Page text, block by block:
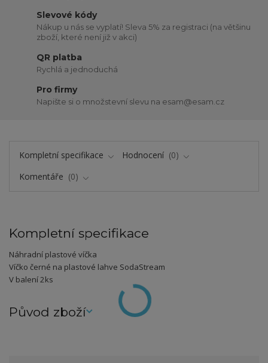
Slevové kódy
Nákup u nás se vyplatí! Sleva 5% za registraci (na většinu
zboží, které není již v akci)
QR platba
Rychlá a jednoduchá
Pro firmy
Napište si o množstevní slevu na esam@esam.cz
Kompletní specifikace Hodnocení
0
Komentáře
0
Kompletní specifikace
Náhradní plastové víčka
Víčko černé na plastové lahve SodaStream
V balení 2ks
Původ zboží